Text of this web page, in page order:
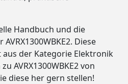
Handbuch und die
Diese
der Kategorie Elektronik
AVRX1300WBKE2 von
diese her gern stellen!